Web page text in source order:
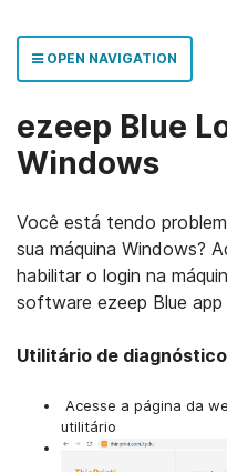
OPEN NAVIGATION
ezeep Blue
Windows
Você está tendo
sua máquina Windows?
habilitar o login na
software ezeep Blue
Utilitário de
Acesse a página da
utilitário